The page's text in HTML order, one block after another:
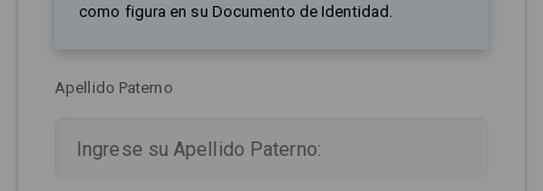
como figura en su Documento de Identidad.
Apellido Paterno